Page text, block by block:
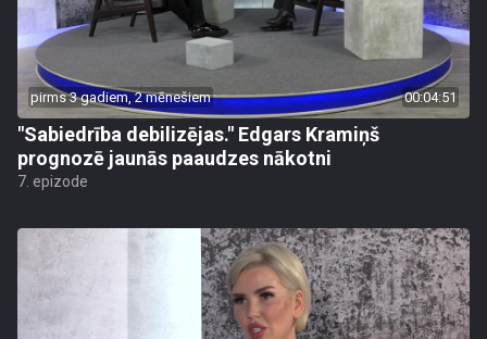
pirms 3 gadiem, 2 mēnešiem 00:04:51
"Sabiedrība debilizējas." Edgars Kramiņš
prognozē jaunās paaudzes nākotni
7. epizode